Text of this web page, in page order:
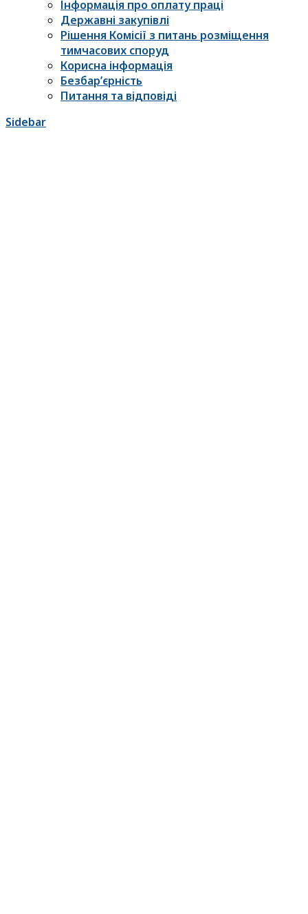
Інформація про оплату праці
Державні закупівлі
Рішення Комісії з питань розміщення
тимчасових споруд
Корисна інформація
Безбар’єрність
Питання та відповіді
Sidebar